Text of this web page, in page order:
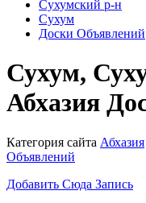
Сухумский р-н
Сухум
Доски Объявлений
Сухум,
Абхазия
Категория сайта Абхазия
Объявлений
Добавить Сюда Запись